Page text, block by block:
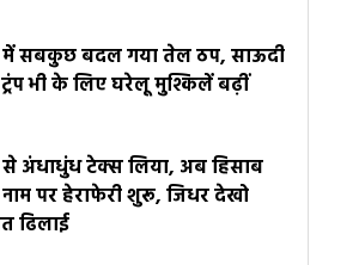
में सबकुछ बदल गया तेल ठप, साऊदी
भी के लिए घरेलू मुश्किलें बढ़ीं
अंधाधुंध टेक्स लिया, अब हिसाब
पर हेराफेरी शुरू, जिधर देखो
ढिलाई